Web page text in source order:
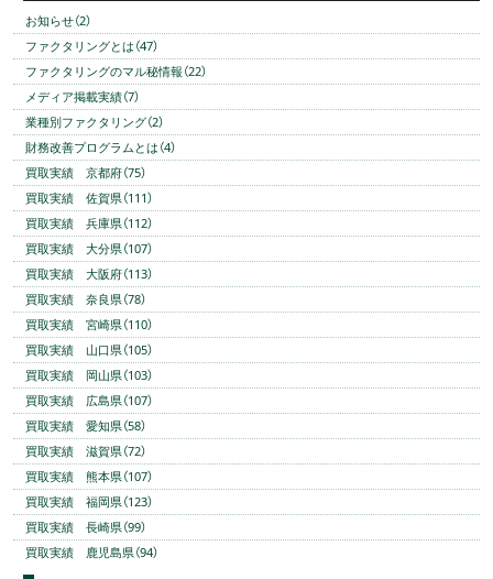
お知らせ（2）
ファクタリングとは（47）
ファクタリングのマル秘情報（22）
メディア掲載実績（7）
業種別ファクタリング（2）
財務改善プログラムとは（4）
買取実績 京都府（75）
買取実績 佐賀県（111）
買取実績 兵庫県（112）
買取実績 大分県（107）
買取実績 大阪府（113）
買取実績 奈良県（78）
買取実績 宮崎県（110）
買取実績 山口県（105）
買取実績 岡山県（103）
買取実績 広島県（107）
買取実績 愛知県（58）
買取実績 滋賀県（72）
買取実績 熊本県（107）
買取実績 福岡県（123）
買取実績 長崎県（99）
買取実績 鹿児島県（94）